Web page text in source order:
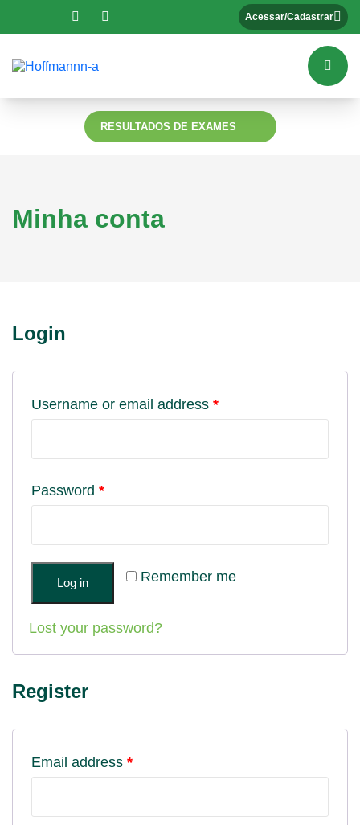
Acessar/Cadastrar
RESULTADOS DE EXAMES
Minha conta
Login
Username or email address *
Password *
Remember me
Log in
Lost your password?
Register
Email address *